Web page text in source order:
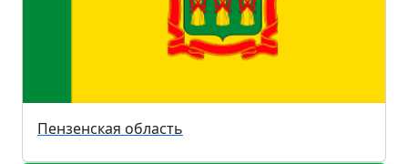
Пензенская область